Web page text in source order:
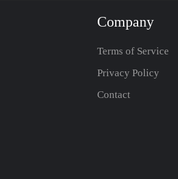
Company
Terms of Service
Privacy Policy
Contact